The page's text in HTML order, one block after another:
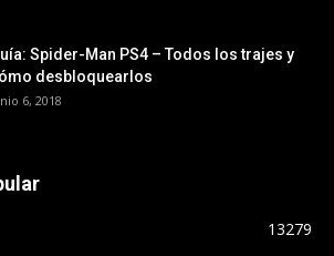
Spider-Man PS4 – Todos los trajes y
desbloquearlos
6, 2018
13279